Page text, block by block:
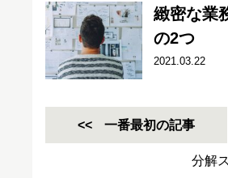
緻密な業
の2つ
2021.03.22
一番最初の記事
分解